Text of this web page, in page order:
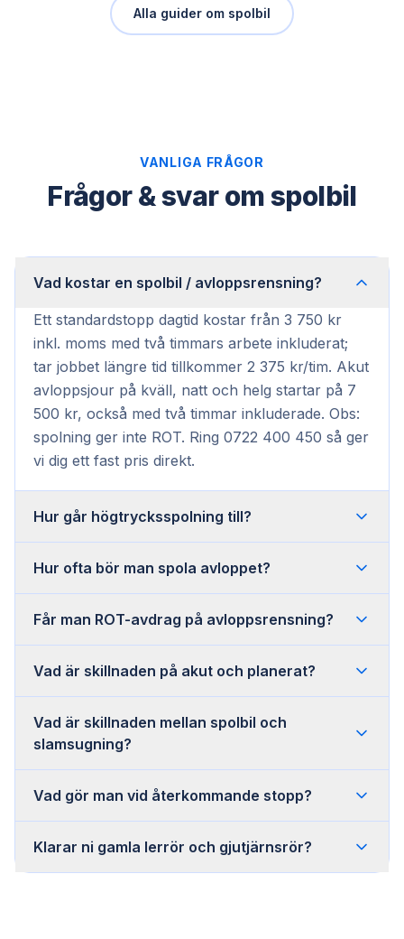
Alla guider om spolbil
VANLIGA FRÅGOR
Frågor & svar om spolbil
Vad kostar en spolbil / avloppsrensning?
Ett standardstopp dagtid kostar från 3 750 kr
inkl. moms med två timmars arbete inkluderat;
tar jobbet längre tid tillkommer 2 375 kr/tim. Akut
avloppsjour på kväll, natt och helg startar på 7
500 kr, också med två timmar inkluderade. Obs:
spolning ger inte ROT. Ring 0722 400 450 så ger
vi dig ett fast pris direkt.
Hur går högtrycksspolning till?
Hur ofta bör man spola avloppet?
Får man ROT-avdrag på avloppsrensning?
Vad är skillnaden på akut och planerat?
Vad är skillnaden mellan spolbil och
slamsugning?
Vad gör man vid återkommande stopp?
Klarar ni gamla lerrör och gjutjärnsrör?